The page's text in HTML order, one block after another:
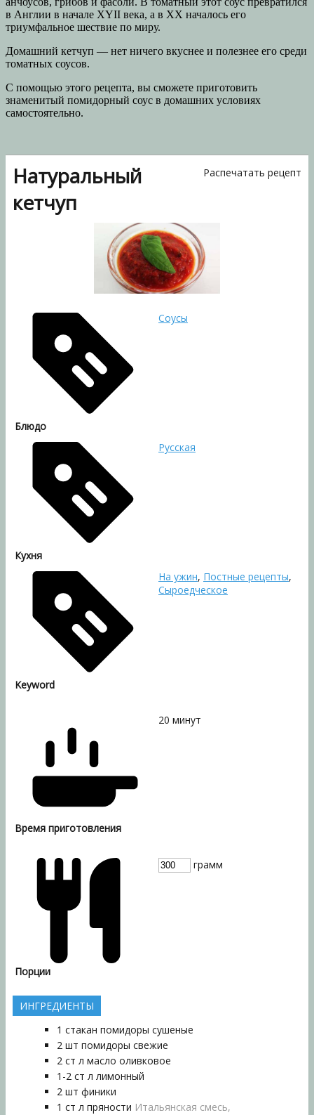
в Англии в начале XYII века, а в XX началось его
триумфальное шествие по миру.
Домашний кетчуп — нет ничего вкуснее и полезнее его среди
томатных соусов.
С помощью этого рецепта, вы сможете приготовить
знаменитый помидорный соус в домашних условиях
самостоятельно.
Распечатать рецепт
Натуральный
кетчуп
Блюдо
Соусы
Кухня
Русская
Keyword
На ужин, Постные рецепты,
Сыроедческое
Время приготовления
20 минут
Порции
грамм
ИНГРЕДИЕНТЫ
1 стакан помидоры сушеные
2 шт помидоры свежие
2 ст л масло оливковое
1-2 ст л лимонный
2 шт финики
1 ст л пряности Итальянская смесь,